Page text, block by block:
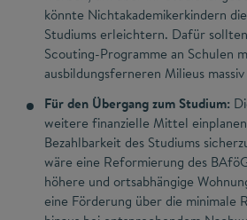
könnte Nichtakademikerkindern
Studiums erleichtern. Dafür
Scouting-Programme an Schulen
ausbildungsferneren Milieus
Für den Übergang zum Studium:
weitere finanzielle Mittel
Bezahlbarkeit des Studiums
wäre eine Reformierung des
höhere und ortsabhängige
eine Förderung über die minimale